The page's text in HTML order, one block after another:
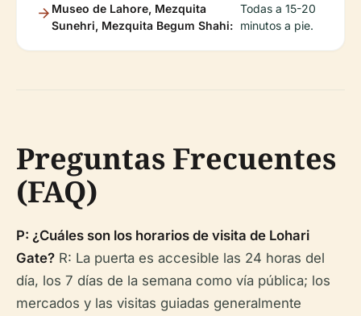
Museo de Lahore, Mezquita
Sunehri, Mezquita Begum Shahi:
Todas a 15-20
minutos a pie.
Preguntas Frecuentes
(FAQ)
P: ¿Cuáles son los horarios de visita de Lohari
Gate? R: La puerta es accesible las 24 horas del
día, los 7 días de la semana como vía pública; los
mercados y las visitas guiadas generalmente